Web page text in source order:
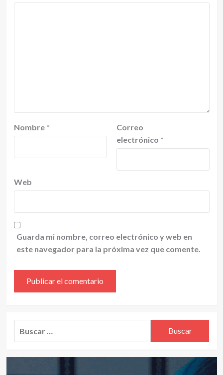
Nombre *
Correo
electrónico *
Web
Guarda mi nombre, correo electrónico y web en
este navegador para la próxima vez que comente.